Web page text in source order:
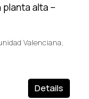
planta alta –
Valenciana,
Details